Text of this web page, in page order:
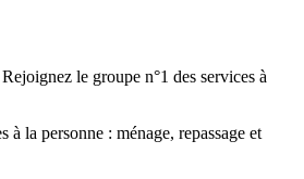
le groupe n°1 des services à
à la personne : ménage, repassage et